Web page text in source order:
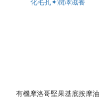
有機摩洛哥堅果基底按摩油